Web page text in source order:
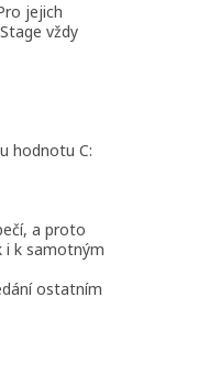
jejich
vždy
hodnotu C:
a proto
i k samotným
ostatním